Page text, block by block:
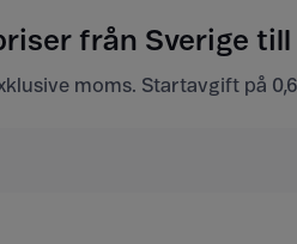
från Sverige till
moms. Startavgift på